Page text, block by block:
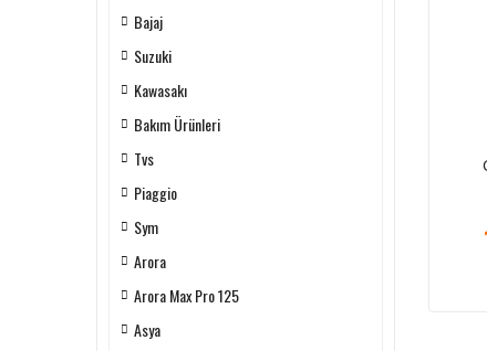
Bajaj
Suzuki
Kawasakı
Bakım Ürünleri
Tvs
Piaggio
Sym
Arora
Arora Max Pro 125
Asya